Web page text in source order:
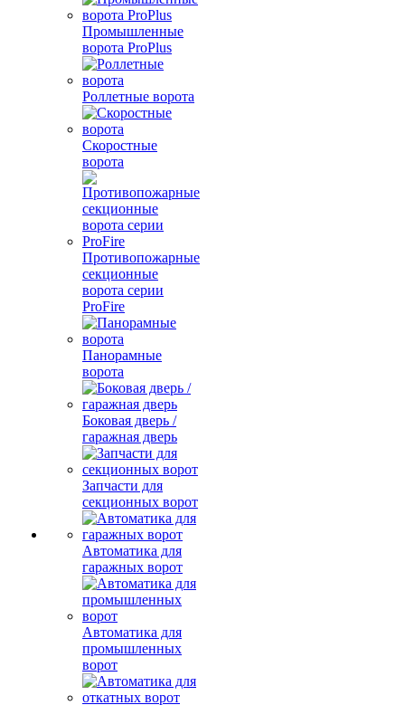
Промышленные
ворота ProPlus
Роллетные ворота
Скоростные
ворота
Противопожарные
секционные
ворота серии
ProFire
Панорамные
ворота
Боковая дверь /
гаражная дверь
Запчасти для
секционных ворот
Автоматика для
гаражных ворот
Автоматика для
промышленных
ворот